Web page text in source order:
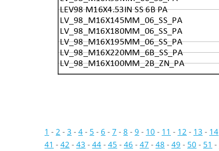
LEV98 M16X4.53IN SS 6B PA
LV_98_M16X145MM_06_SS_PA
LV_98_M16X180MM_06_SS_PA
LV_98_M16X195MM_06_SS_PA
LV_98_M16X220MM_6B_SS_PA
LV_98_M16X100MM_2B_ZN_PA
1 - 2 - 3 - 4 - 5 - 6 - 7 - 8 - 9 - 10 - 11 - 12 - 13 - 14
41 - 42 - 43 - 44 - 45 - 46 - 47 - 48 - 49 - 50 - 51 -